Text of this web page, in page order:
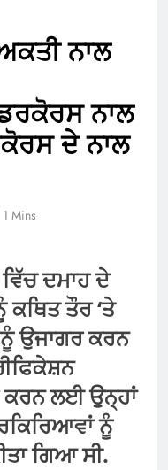
ਨਾਲ
ਨਾਲ
ਦੇ ਨਾਲ
1 Mins
ਦਮਾਹ ਦੇ
ਤੌਰ ‘ਤੇ
ਉਜਾਗਰ ਕਰਨ
ਕਰਨ ਲਈ ਉਨ੍ਹਾਂ
ਨੂੰ
ਗਿਆ ਸੀ.